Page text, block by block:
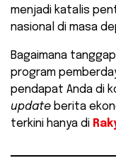
menjadi katalis
nasional di masa
​Bagaimana
program
pendapat Anda di
update berita
terkini hanya di